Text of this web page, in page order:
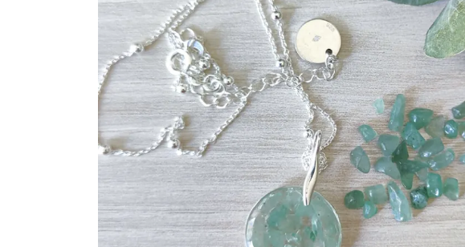
Scille
Rose
Pivoine
Bleuet